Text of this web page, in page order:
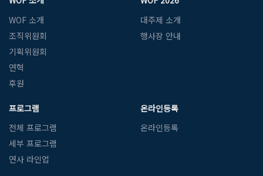
WOF 소개
조직위원회
기획위원회
연혁
후원
대주제 소개
행사장 안내
프로그램
전체 프로그램
세부 프로그램
연사 라인업
온라인등록
온라인등록